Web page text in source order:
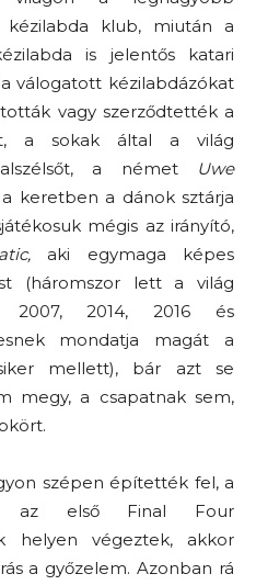
kézilabda klub, miután a
is jelentős katari
válogatott kézilabdázókat
vagy szerződtették a
a sokak által a világ
a német
Uwe
keretben a dánok sztárja
mégis az irányító,
aki egymaga képes
(háromszor lett a világ
2007, 2014, 2016 és
mondatja magát a
mellett), bár azt se
megy, a csapatnak sem,
szépen építették fel, a
az első Final Four
helyen végeztek, akkor
a győzelem. Azonban rá